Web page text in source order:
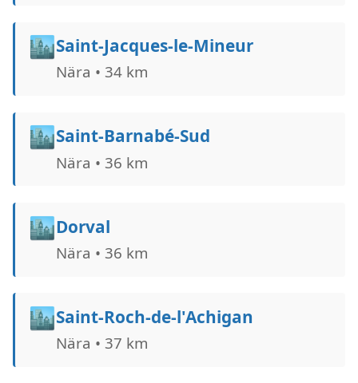
🏙️Saint-Jacques-le-Mineur
Nära • 34 km
🏙️Saint-Barnabé-Sud
Nära • 36 km
🏙️Dorval
Nära • 36 km
🏙️Saint-Roch-de-l'Achigan
Nära • 37 km